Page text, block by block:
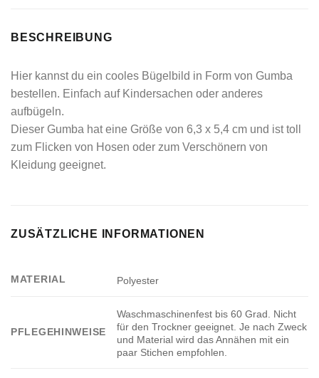
BESCHREIBUNG
Hier kannst du ein cooles Bügelbild in Form von Gumba
bestellen. Einfach auf Kindersachen oder anderes
aufbügeln.
Dieser Gumba hat eine Größe von 6,3 x 5,4 cm und ist toll
zum Flicken von Hosen oder zum Verschönern von
Kleidung geeignet.
ZUSÄTZLICHE INFORMATIONEN
MATERIAL Polyester
PFLEGEHINWEISE
Waschmaschinenfest bis 60 Grad. Nicht
für den Trockner geeignet. Je nach Zweck
und Material wird das Annähen mit ein
paar Stichen empfohlen.